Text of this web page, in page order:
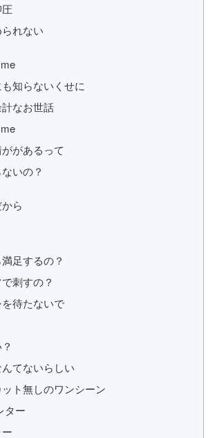
れない
知らないくせに
なお世話
があるって
いの？
ら
足するの？
刺すの？
待たないで
てないらしい
ト無しのワンシーン
ター